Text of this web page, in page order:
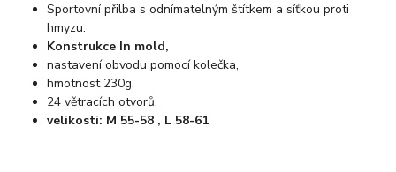
Sportovní přilba s odnímatelným štítkem a síťkou proti
hmyzu.
Konstrukce In mold,
nastavení obvodu pomocí kolečka,
hmotnost 230g,
24 větracích otvorů.
velikosti: M 55-58 , L 58-61